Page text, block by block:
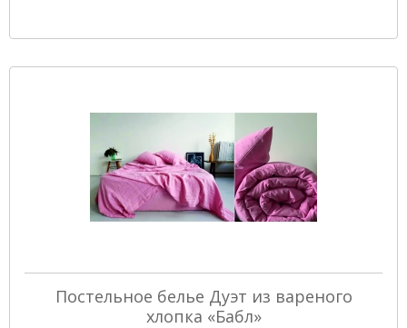
Постельное белье Дуэт из вареного
хлопка «Бабл»